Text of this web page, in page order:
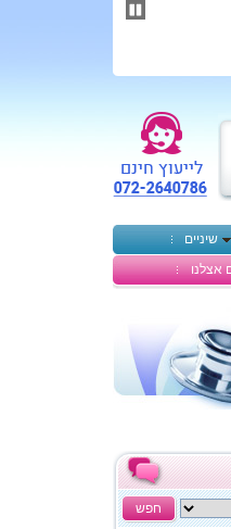
שיניים
אצלנו
חפש